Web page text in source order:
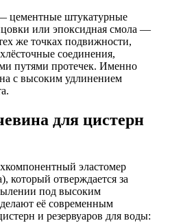
цементные штукатурные
или эпоксидная смола —
же точках подвижности,
соединения,
путями протечек. Именно
с высоким удлинением
для цистерн
эластомер
который отверждается за
под высоким
её современным
и резервуаров для воды: